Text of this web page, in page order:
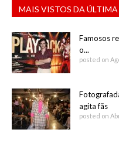
MAIS VISTOS DA
Famosos
o...
posted on
agita fãs
posted on